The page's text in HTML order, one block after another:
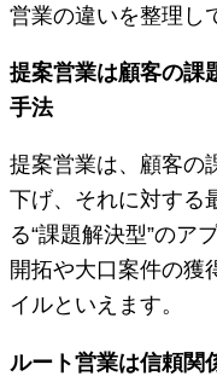
営業の違いを整理し
提案営業は顧客の課
手法
提案営業は、顧客の
下げ、それに対する
る“課題解決型”のア
開拓や大口案件の獲
イルといえます。
ルート営業は信頼関